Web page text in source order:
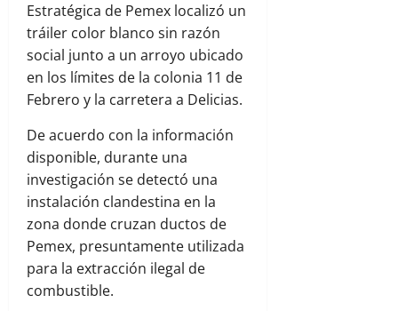
Estratégica de Pemex localizó un
tráiler color blanco sin razón
social junto a un arroyo ubicado
en los límites de la colonia 11 de
Febrero y la carretera a Delicias.
De acuerdo con la información
disponible, durante una
investigación se detectó una
instalación clandestina en la
zona donde cruzan ductos de
Pemex, presuntamente utilizada
para la extracción ilegal de
combustible.